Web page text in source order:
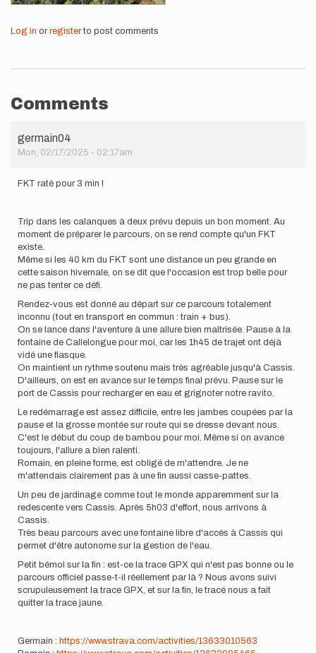
Log in or registerto post comments
Comments
germain04
Mon, 02/17/2025 - 02:17am
FKT raté pour 3 min !
Trip dans les calanques à deux prévu depuis un bon moment. Au
moment de préparer le parcours, on se rend compte qu'un FKT
existe.
Même si les 40 km du FKT sont une distance un peu grande en
cette saison hivernale, on se dit que l'occasion est trop belle pour
ne pas tenter ce défi.
Rendez-vous est donné au départ sur ce parcours totalement
inconnu (tout en transport en commun : train + bus).
On se lance dans l'aventure à une allure bien maîtrisée. Pause à la
fontaine de Callelongue pour moi, car les 1h45 de trajet ont déjà
vidé une flasque.
On maintient un rythme soutenu mais très agréable jusqu'à Cassis.
D'ailleurs, on est en avance sur le temps final prévu. Pause sur le
port de Cassis pour recharger en eau et grignoter notre ravito.
Le redémarrage est assez difficile, entre les jambes coupées par la
pause et la grosse montée sur route qui se dresse devant nous.
C'est le début du coup de bambou pour moi. Même si on avance
toujours, l'allure a bien ralenti.
Romain, en pleine forme, est obligé de m'attendre. Je ne
m'attendais clairement pas à une fin aussi casse-pattes.
Un peu de jardinage comme tout le monde apparemment sur la
redescente vers Cassis. Après 5h03 d'effort, nous arrivons à
Cassis.
Très beau parcours avec une fontaine libre d'accès à Cassis qui
permet d'être autonome sur la gestion de l'eau.
Petit bémol sur la fin : est-ce la trace GPX qui n'est pas bonne ou le
parcours officiel passe-t-il réellement par là ? Nous avons suivi
scrupuleusement la trace GPX, et sur la fin, le tracé nous a fait
quitter la trace jaune.
Germain : https://www.strava.com/activities/13633010563